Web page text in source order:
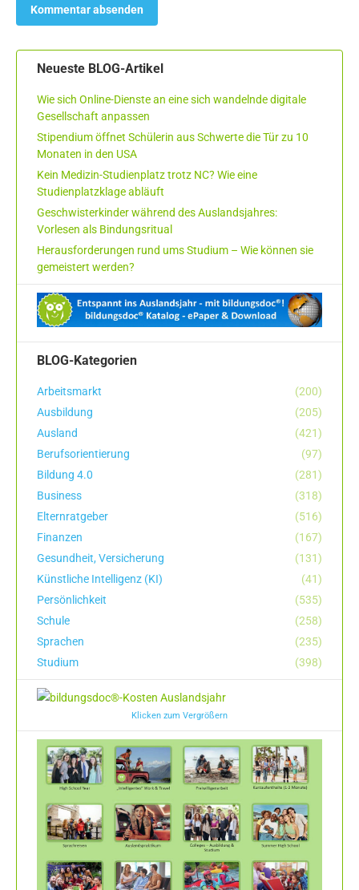
Neueste BLOG-Artikel
Wie sich Online-Dienste an eine sich wandelnde digitale
Gesellschaft anpassen
Stipendium öffnet Schülerin aus Schwerte die Tür zu 10
Monaten in den USA
Kein Medizin-Studienplatz trotz NC? Wie eine
Studienplatzklage abläuft
Geschwisterkinder während des Auslandsjahres:
Vorlesen als Bindungsritual
Herausforderungen rund ums Studium – Wie können sie
gemeistert werden?
BLOG-Kategorien
Arbeitsmarkt
(200)
Ausbildung
(205)
Ausland
(421)
Berufsorientierung
(97)
Bildung 4.0
(281)
Business
(318)
Elternratgeber
(516)
Finanzen
(167)
Gesundheit, Versicherung
(131)
Künstliche Intelligenz (KI)
(41)
Persönlichkeit
(535)
Schule
(258)
Sprachen
(235)
Studium
(398)
Klicken zum Vergrößern